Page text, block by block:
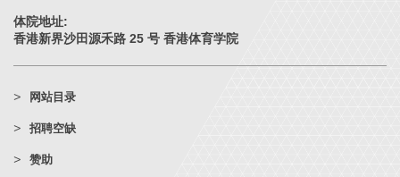
体院地址:
香港新界沙田源禾路 25 号 香港体育学院
网站目录
招聘空缺
赞助